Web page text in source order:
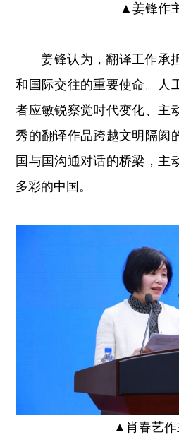
▲ 姜锋作
姜锋认为，翻译工作承
和国际交往的重要使命。人
者应敏锐察觉时代变化、主
秀的翻译作品跨越文明隔阂
国与国沟通对话的桥梁，主
多彩的中国。
▲ 肖春艺